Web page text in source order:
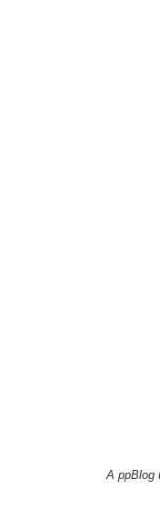
A ppBlog